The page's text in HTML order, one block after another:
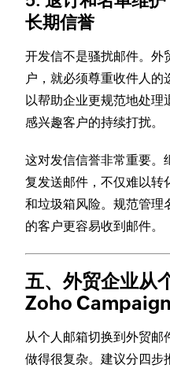
长期信誉
开发信不是骚扰邮件。外
户，就必须尊重收件人
以帮助企业更规范地处理
感兴趣客户的持续打扰。
这对发信信誉非常重要。
复发送邮件，不仅难以转
和垃圾箱风险。规范管理
的客户更容易收到邮件。
五、外贸企业从
Zoho
从个人邮箱切换到外贸邮
做得很复杂。建议分四步